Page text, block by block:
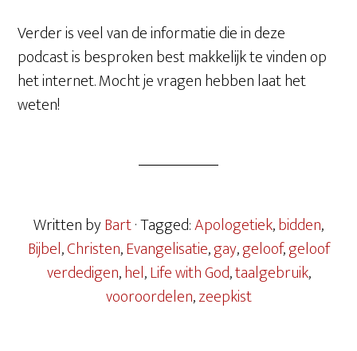
Verder is veel van de informatie die in deze
podcast is besproken best makkelijk te vinden op
het internet. Mocht je vragen hebben laat het
weten!
Written byBart· Tagged:Apologetiek,bidden,
Bijbel,Christen,Evangelisatie,gay,geloof,geloof
verdedigen,hel,Life with God,taalgebruik,
vooroordelen,zeepkist